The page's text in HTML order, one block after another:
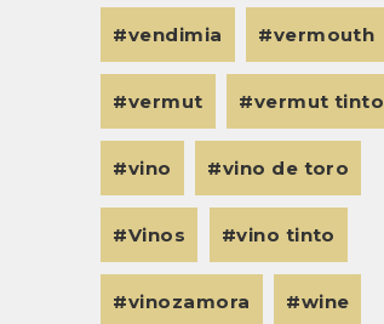
vendimia vermouth
vermut vermut tinto
vino vino de toro
Vinos vino tinto
vinozamora wine